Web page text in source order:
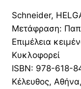
was:
15,00
Schneider,
Μετάφραση:
Επιμέλεια
Κυκλοφορεί
ISBN: 978-618-
Κέλευθος,